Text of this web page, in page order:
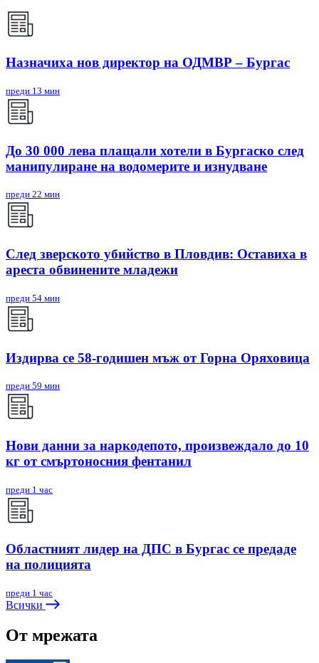
Назначиха нов директор на ОДМВР – Бургас
преди 13 мин
До 30 000 лева плащали хотели в Бургаско след
манипулиране на водомерите и изнудване
преди 22 мин
След зверското убийство в Пловдив: Оставиха в
ареста обвинените младежи
преди 54 мин
Издирва се 58-годишен мъж от Горна Оряховица
преди 59 мин
Нови данни за наркодепото, произвеждало до 10
кг от смъртоносния фентанил
преди 1 час
Областният лидер на ДПС в Бургас се предаде
на полицията
преди 1 час
Всички
От мрежата